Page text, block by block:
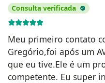
Consulta verificada
Meu primeiro contato
Gregório,foi após um
que eu tive.Ele é um
competente. Eu super